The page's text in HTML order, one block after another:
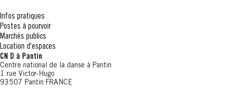
Infos pratiques
Postes à pourvoir
Marchés publics
Location d'espaces
CN D à Pantin
Centre national de la danse à Pantin
1 rue Victor-Hugo
93507 Pantin FRANCE